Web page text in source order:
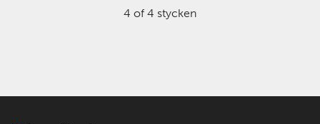
4 of 4 stycken